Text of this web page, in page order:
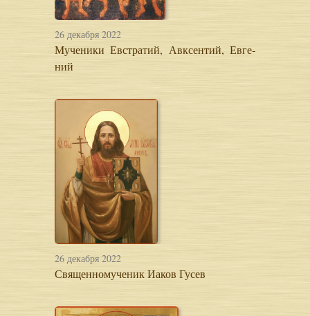
26 декабря 2022
Мученики Ев­стра­тий, Авк­сен­тий, Ев­ге­
ний
26 декабря 2022
Священномученик Иаков Гусев